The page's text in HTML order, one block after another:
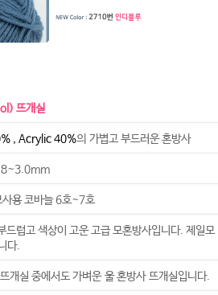
뜨개실
, Acrylic 40%의 가볍고 부드러운 혼방사
용 코바늘 6호~7호
드럽고 색상이 고운 고급 모혼방사입니다. 제일모
다.
개실 중에서도 가벼운 울 혼방사 뜨개실입니다.